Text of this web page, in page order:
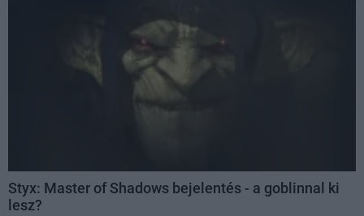
Styx: Master of Shadows bejelentés - a goblinnal ki
lesz?